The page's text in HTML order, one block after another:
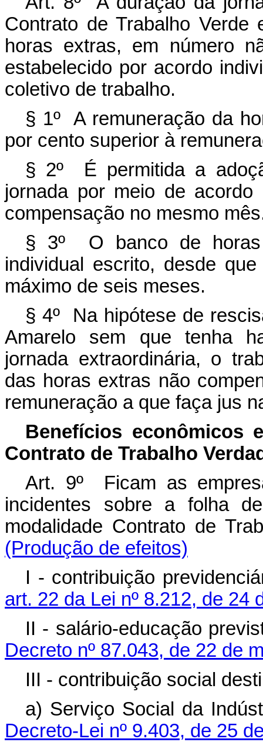
Contrato de Trabalho
horas extras, em número
estabelecido por acordo
coletivo de trabalho.
§ 1º A remuneração da
por cento superior à
§ 2º É permitida a
jornada por meio de
compensação no mesmo
§ 3º O banco de horas
individual escrito, desde
máximo de seis meses.
§ 4º Na hipótese de
Amarelo sem que tenha
jornada extraordinária, o
das horas extras não
remuneração a que faça jus
Benefícios econômicos
Contrato de Trabalho
Art. 9º Ficam as
incidentes sobre a folha
modalidade Contrato de
(Produção de efeitos)
I - contribuição
art. 22 da Lei nº 8.212, de 24
II - salário-educação
Decreto nº 87.043, de 22 de
III - contribuição social
a) Serviço Social da
Decreto-Lei nº 9.403, de 25